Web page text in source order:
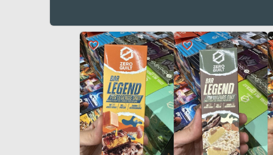
favorite_border
favorite_border